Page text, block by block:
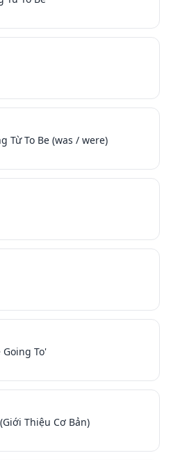
Từ To Be (was / were)
To'
Thiệu Cơ Bản)